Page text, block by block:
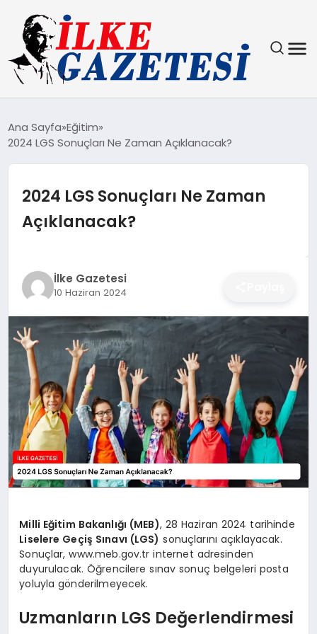
SPOR
SAĞLIK
EKONOMI
DÜNYA
SIYASET
EĞITIM
Ana Sayfa Eğitim
2024 LGS Sonuçları Ne Zaman Açıklanacak?
2024 LGS Sonuçları Ne Zaman
Açıklanacak?
İlke Gazetesi
10 Haziran 2024
Milli Eğitim Bakanlığı (MEB), 28 Haziran 2024 tarihinde
Liselere Geçiş Sınavı (LGS) sonuçlarını açıklayacak.
Sonuçlar, www.meb.gov.tr internet adresinden
duyurulacak. Öğrencilere sınav sonuç belgeleri posta
yoluyla gönderilmeyecek.
Uzmanların LGS Değerlendirmesi